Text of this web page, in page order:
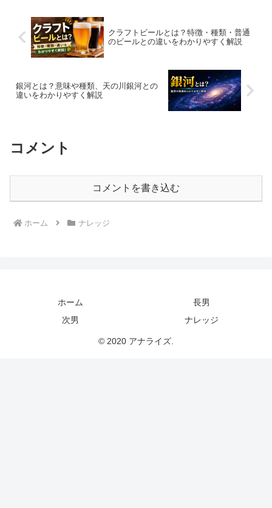
クラフトビールとは？特徴・種類・普通
のビールとの違いをわかりやすく解説
銀河とは？意味や種類、天の川銀河との
違いをわかりやすく解説
コメント
コメントを書き込む
ホーム ナレッジ
ホーム
長男
次男
ナレッジ
© 2020 アナライズ.